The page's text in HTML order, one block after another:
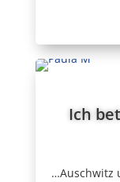
Ich
…Auschwitz